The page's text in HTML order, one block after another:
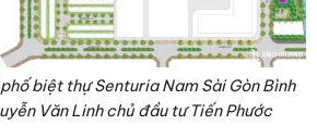
biệt thự Senturia Nam Sài Gòn Bình
Văn Linh chủ đầu tư Tiến Phước